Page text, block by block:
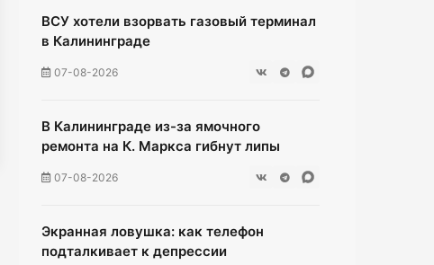
ВСУ хотели взорвать газовый терминал
в Калининграде
07-08-2026
В Калининграде из-за ямочного
ремонта на К. Маркса гибнут липы
07-08-2026
Экранная ловушка: как телефон
подталкивает к депрессии